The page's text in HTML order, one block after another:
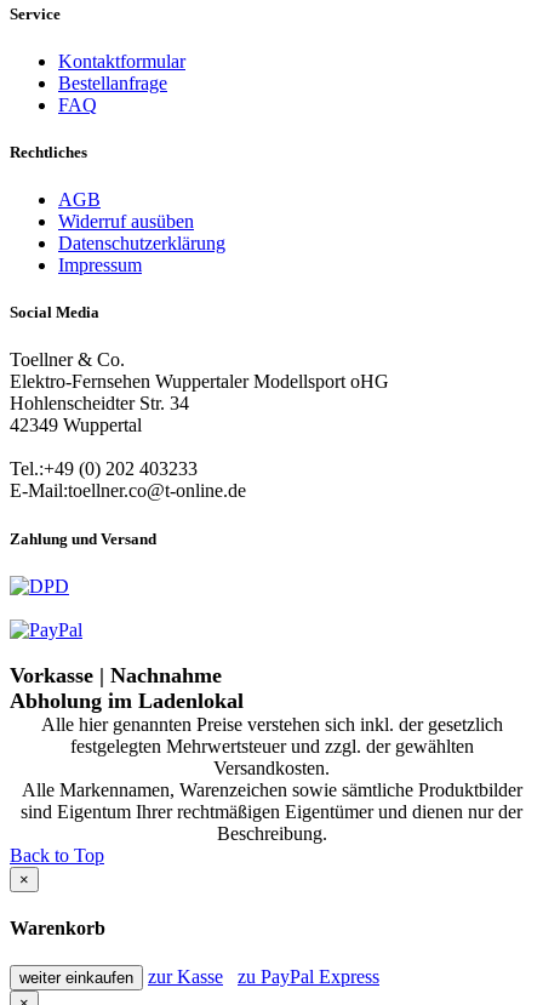
Service
Kontaktformular
Bestellanfrage
FAQ
Rechtliches
AGB
Widerruf ausüben
Datenschutzerklärung
Impressum
Social Media
Toellner & Co.
Elektro-Fernsehen Wuppertaler Modellsport oHG
Hohlenscheidter Str. 34
42349 Wuppertal
Tel.:+49 (0) 202 403233
E-Mail:toellner.co@t-online.de
Zahlung und Versand
Vorkasse | Nachnahme
Abholung im Ladenlokal
Alle hier genannten Preise verstehen sich inkl. der gesetzlich
festgelegten Mehrwertsteuer und zzgl. der gewählten
Versandkosten.
Alle Markennamen, Warenzeichen sowie sämtliche Produktbilder
sind Eigentum Ihrer rechtmäßigen Eigentümer und dienen nur der
Beschreibung.
Back to Top
×
Warenkorb
weiter einkaufen zur Kasse zu PayPal Express